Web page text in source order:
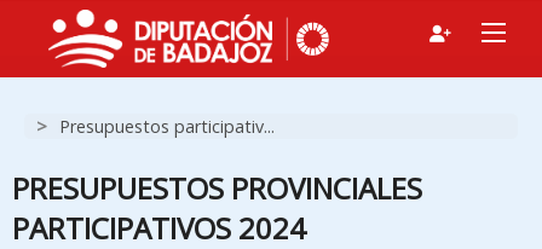
> Presupuestos participativ...
PRESUPUESTOS PROVINCIALES
PARTICIPATIVOS 2024